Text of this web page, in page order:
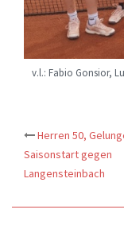
v.l.: Fabio Gonsior,
Herren 50,
Saisonstart gegen
Langensteinbach